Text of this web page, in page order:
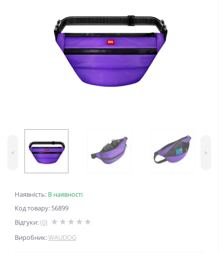
Наявність: В наявності
Код товару: 56899
Відгуки:(0)
Виробник:WAUDOG
< >